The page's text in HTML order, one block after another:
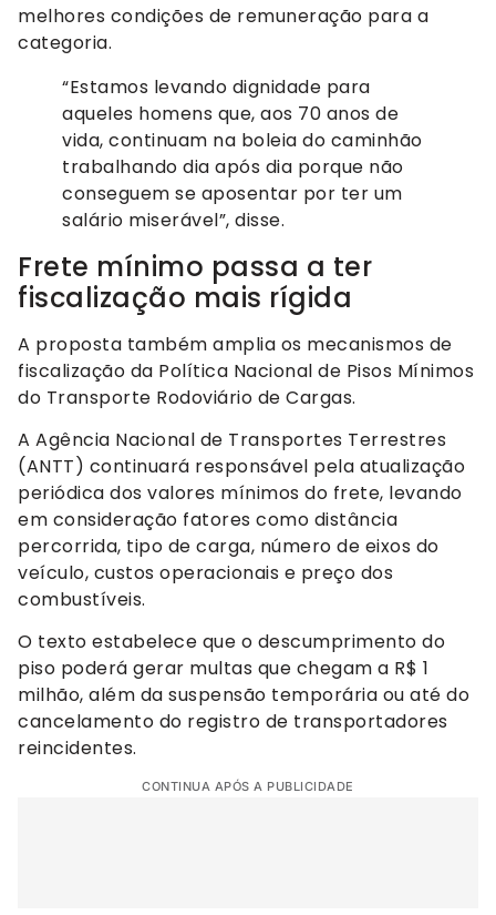
melhores condições de remuneração para a
categoria.
“Estamos levando dignidade para
aqueles homens que, aos 70 anos de
vida, continuam na boleia do caminhão
trabalhando dia após dia porque não
conseguem se aposentar por ter um
salário miserável”, disse.
Frete mínimo passa a ter
fiscalização mais rígida
A proposta também amplia os mecanismos de
fiscalização da Política Nacional de Pisos Mínimos
do Transporte Rodoviário de Cargas.
A Agência Nacional de Transportes Terrestres
(ANTT) continuará responsável pela atualização
periódica dos valores mínimos do frete, levando
em consideração fatores como distância
percorrida, tipo de carga, número de eixos do
veículo, custos operacionais e preço dos
combustíveis.
O texto estabelece que o descumprimento do
piso poderá gerar multas que chegam a R$ 1
milhão, além da suspensão temporária ou até do
cancelamento do registro de transportadores
reincidentes.
CONTINUA APÓS A PUBLICIDADE